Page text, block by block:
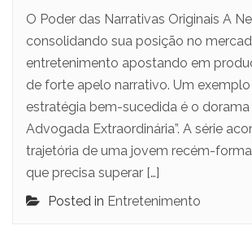
O Poder das Narrativas Originais A
consolidando sua posição no
entretenimento apostando em
de forte apelo narrativo. Um
estratégia bem-sucedida é o dorama
Advogada Extraordinária”. A série
trajetória de uma jovem recém-
que precisa superar […]
Posted in Entretenimento